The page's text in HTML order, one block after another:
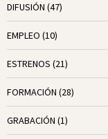
DIFUSIÓN (47)
EMPLEO (10)
ESTRENOS (21)
FORMACIÓN (28)
GRABACIÓN (1)